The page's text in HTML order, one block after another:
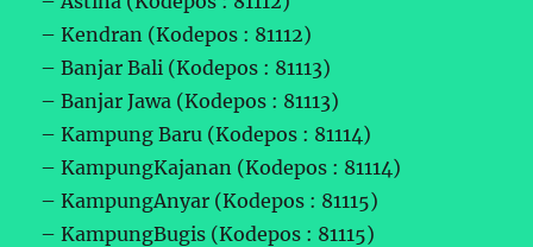
– Kendran (Kodepos : 81112)
– Banjar Bali (Kodepos : 81113)
– Banjar Jawa (Kodepos : 81113)
– Kampung Baru (Kodepos : 81114)
– KampungKajanan (Kodepos : 81114)
– KampungAnyar (Kodepos : 81115)
– KampungBugis (Kodepos : 81115)